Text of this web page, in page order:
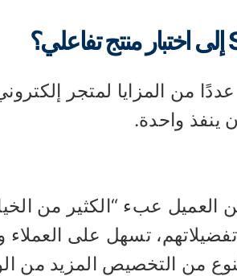
عددًا من المزايا لمتجر
العميل عبء “الكثير من
تسهل على
من التخصيص المزيد من